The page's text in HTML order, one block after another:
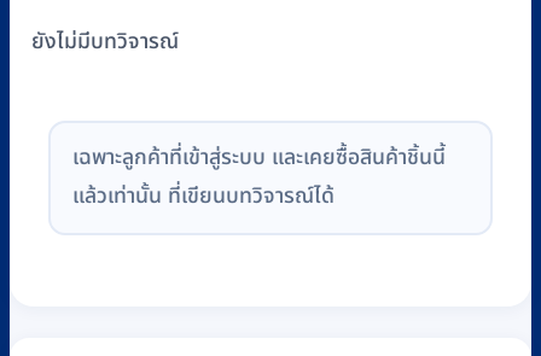
ยังไม่มีบทวิจารณ์
เฉพาะลูกค้าที่เข้าสู่ระบบ และเคยซื้อสินค้าชิ้นนี้
แล้วเท่านั้น ที่เขียนบทวิจารณ์ได้